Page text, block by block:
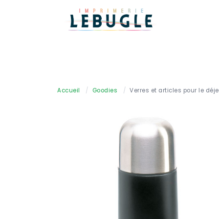
Accueil / Goodies / Verres et articles pour le